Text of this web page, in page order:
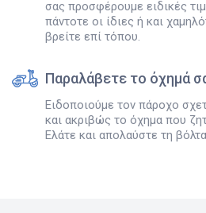
σας προσφέρουμε ειδικές
πάντοτε οι ίδιες ή και
βρείτε επί τόπου.
Παραλάβετε το όχημά
Ειδοποιούμε τον πάροχο
και ακριβώς το όχημα που
Ελάτε και απολαύστε τη